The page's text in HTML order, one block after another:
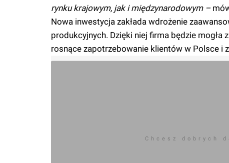
rynku krajowym, jak i międzynarodowym –
Nowa inwestycja zakłada wdrożenie
produkcyjnych. Dzięki niej firma będzie
rosnące zapotrzebowanie klientów w Polsce i
Chcesz dobrych